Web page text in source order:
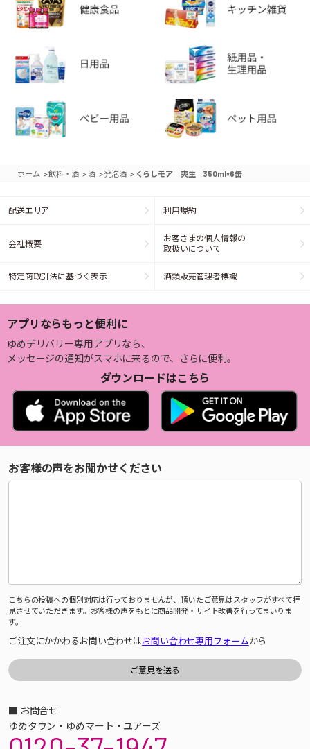
ホーム >飲料・酒 > 酒 >発泡酒 > くらしモア 爽生 350ml×6缶
配送エリア 利用規約
会社概要
お客さまの個人情報の
取扱いについて
特定商取引法に基づく表示 酒類販売管理者標識
アプリならもっと便利に
ゆめデリバリー専用アプリなら、
メッセージの通知がスマホに来るので、さらに便利。
ダウンロードはこちら
お客様の声をお聞かせください
こちらの投稿への個別対応は行っておりませんが、頂いたご意見はスタッフがすべて拝
見させていただきます。お客様の声をもとに商品開発・サイト改善を行ってまいりま
す。
ご注文にかかわるお問い合わせはお問い合わせ専用フォームから
■ お問合せ
ゆめタウン・ゆめマート・ユアーズ